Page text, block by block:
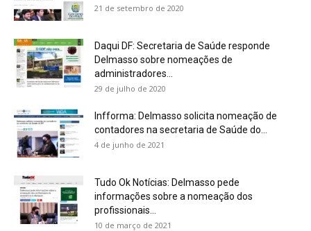
21 de setembro de 2020
Daqui DF: Secretaria de Saúde responde
Delmasso sobre nomeações de
administradores...
29 de julho de 2020
Infforma: Delmasso solicita nomeação de
contadores na secretaria de Saúde do...
4 de junho de 2021
Tudo Ok Notícias: Delmasso pede
informações sobre a nomeação dos
profissionais...
10 de março de 2021